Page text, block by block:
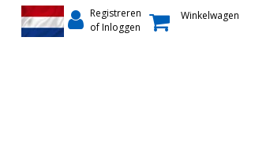
Registreren
of Inloggen
Winkelwagen